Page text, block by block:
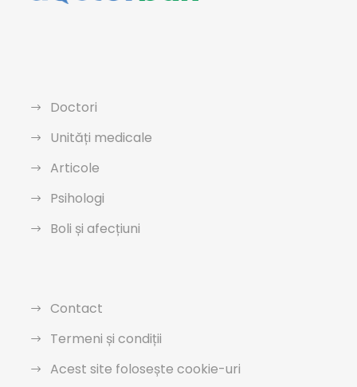
Doctori
Unități medicale
Articole
Psihologi
Boli și afecțiuni
Contact
Termeni și condiții
Acest site folosește cookie-uri